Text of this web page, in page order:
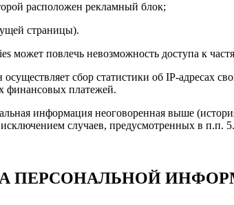
расположен рекламный блок;
страницы).
может повлечь невозможность доступа к
сбор статистики об IP-адресах
финансовых платежей.
информация неоговоренная выше
случаев, предусмотренных в п.п.
ПЕРСОНАЛЬНОЙ